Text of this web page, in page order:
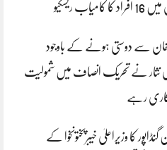
کامیاب ریسکیو
سے دوستی ہونے کے باوجود
نثار نے تحریک انصاف میں شمولیت
رہے
گنڈاپور کا وزیراعلیٰ خیبرپختونخوا کے